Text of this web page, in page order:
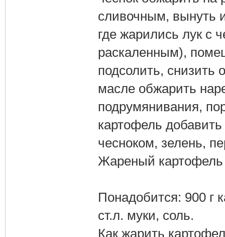
сливочным, вынуть
где жарились лук с
раскаленным),
подсолить, снизить
масле обжарить
подрумянивания,
картофель
чесноком, зелень,
Жареный картофель
Понадобится: 900 г
ст.л. муки, соль.
Как жарить